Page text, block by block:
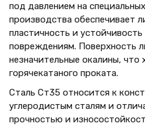
под давлением на
производства обеспечивает
пластичность и
повреждениям. Поверхность
незначительные окалины, что
горячекатаного проката.
Сталь Ст35 относится к
углеродистым сталям и
прочностью и